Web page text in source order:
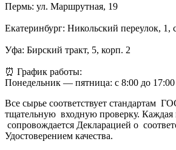
Пермь: ул. Маршрутная, 19
Екатеринбург: Никольский переулок, 1,
Уфа: Бирский тракт, 5, корп. 2
⏰ График работы:
Понедельник — пятница: с 8:00 до 17:00
Все сырье соответствует стандартам
тщательную входную проверку. Каждая
сопровождается Декларацией о
Удостоверением качества.